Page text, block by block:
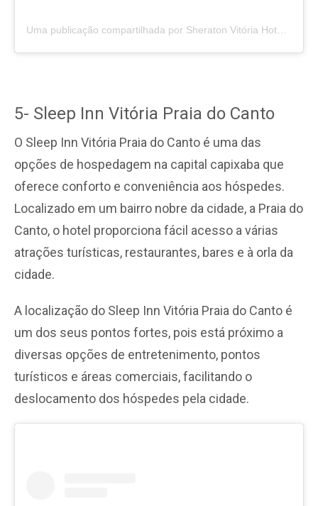
Uma publicação compartilhada por Sheraton Vitória Hotel (@sheratonvitoria)
5- Sleep Inn Vitória Praia do Canto
O Sleep Inn Vitória Praia do Canto é uma das
opções de hospedagem na capital capixaba que
oferece conforto e conveniência aos hóspedes.
Localizado em um bairro nobre da cidade, a Praia do
Canto, o hotel proporciona fácil acesso a várias
atrações turísticas, restaurantes, bares e à orla da
cidade.
A localização do Sleep Inn Vitória Praia do Canto é
um dos seus pontos fortes, pois está próximo a
diversas opções de entretenimento, pontos
turísticos e áreas comerciais, facilitando o
deslocamento dos hóspedes pela cidade.